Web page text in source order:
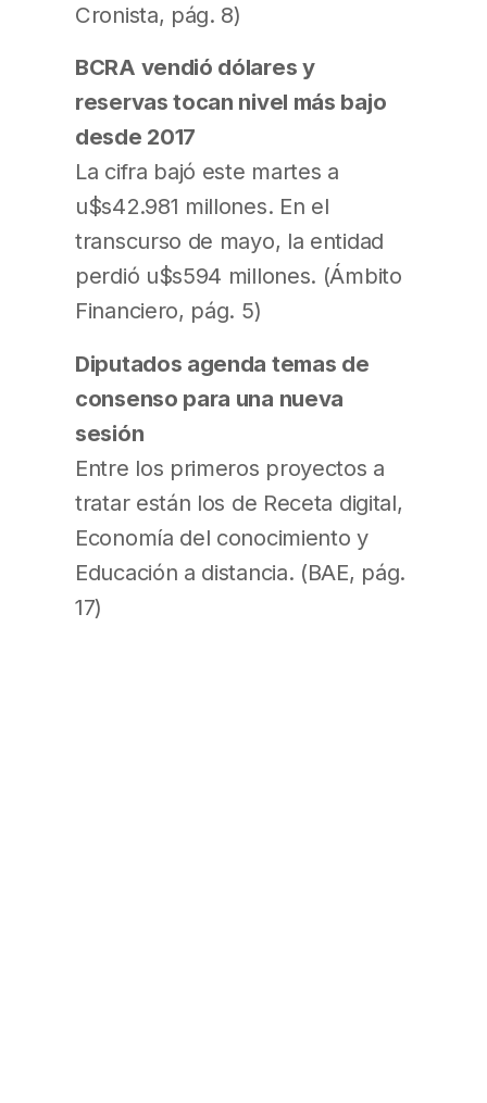
Cronista, pág. 8)
BCRA vendió dólares y
reservas tocan nivel más bajo
desde 2017
La cifra bajó este martes a
u$s42.981 millones. En el
transcurso de mayo, la entidad
perdió u$s594 millones. (Ámbito
Financiero, pág. 5)
Diputados agenda temas de
consenso para una nueva
sesión
Entre los primeros proyectos a
tratar están los de Receta digital,
Economía del conocimiento y
Educación a distancia. (BAE, pág.
17)